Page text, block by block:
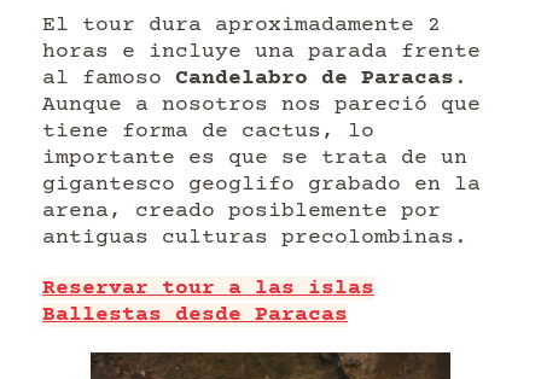
El tour dura aproximadamente 2
horas e incluye una parada frente
al famoso Candelabro de Paracas .
Aunque a nosotros nos pareció que
tiene forma de cactus, lo
importante es que se trata de un
gigantesco geoglifo grabado en la
arena, creado posiblemente por
antiguas culturas precolombinas.
Reservar tour a las islas
Ballestas desde Paracas